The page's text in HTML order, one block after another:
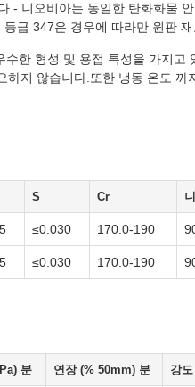
- 니오비아는 동일한 탄화화물
급 347은 경우에 따라만 원판 재
한 형성 및 용접 특성을 가지고
지 않습니다.또한 냉동 온도
S Cr 니
≤0.030 170.0-190
≤0.030 170.0-190
분 연장 (% 50mm) 분 강